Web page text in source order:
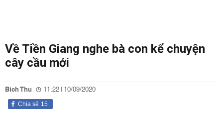
Về Tiền Giang nghe bà con kể chuyện
cây cầu mới
Bích Thu 11:22 | 10/09/2020
15
Chia sẻ